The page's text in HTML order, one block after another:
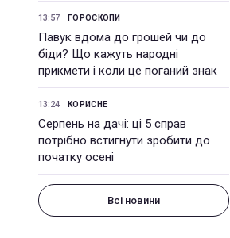
13:57 ГОРОСКОПИ
Павук вдома до грошей чи до
біди? Що кажуть народні
прикмети і коли це поганий знак
13:24 КОРИСНЕ
Серпень на дачі: ці 5 справ
потрібно встигнути зробити до
початку осені
Всі новини